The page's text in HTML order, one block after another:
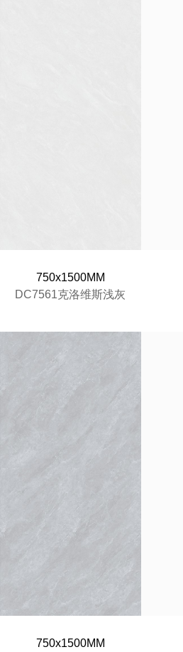
750x1500MM
DC7561克洛维斯浅灰
750x1500MM